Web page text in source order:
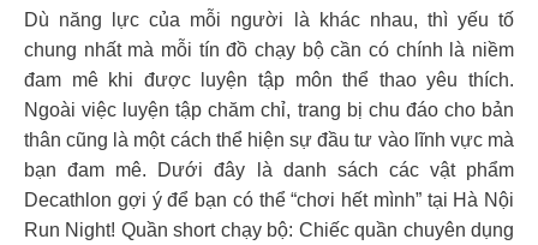
Dù năng lực của mỗi người là khác nhau, thì yếu tố
chung nhất mà mỗi tín đồ chạy bộ cần có chính là niềm
đam mê khi được luyện tập môn thể thao yêu thích.
Ngoài việc luyện tập chăm chỉ, trang bị chu đáo cho bản
thân cũng là một cách thể hiện sự đầu tư vào lĩnh vực mà
bạn đam mê. Dưới đây là danh sách các vật phẩm
Decathlon gợi ý để bạn có thể “chơi hết mình” tại Hà Nội
Run Night! Quần short chạy bộ: Chiếc quần chuyên dụng